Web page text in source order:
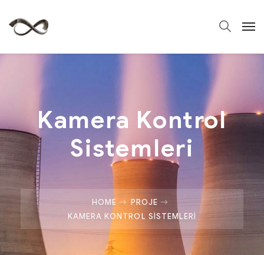
Kamera Kontrol
Sistemleri
HOME
PROJE
KAMERA KONTROL SISTEMLERI